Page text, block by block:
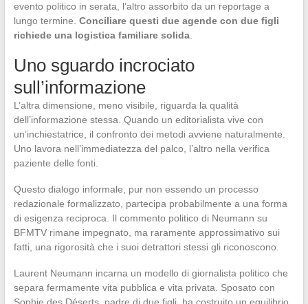
evento politico in serata, l’altro assorbito da un reportage a
lungo termine. Conciliare questi due agende con due figli
richiede una logistica familiare solida.
Uno sguardo incrociato
sull’informazione
L’altra dimensione, meno visibile, riguarda la qualità
dell’informazione stessa. Quando un editorialista vive con
un’inchiestatrice, il confronto dei metodi avviene naturalmente.
Uno lavora nell’immediatezza del palco, l’altro nella verifica
paziente delle fonti.
Questo dialogo informale, pur non essendo un processo
redazionale formalizzato, partecipa probabilmente a una forma
di esigenza reciproca. Il commento politico di Neumann su
BFMTV rimane impegnato, ma raramente approssimativo sui
fatti, una rigorosità che i suoi detrattori stessi gli riconoscono.
Laurent Neumann incarna un modello di giornalista politico che
separa fermamente vita pubblica e vita privata. Sposato con